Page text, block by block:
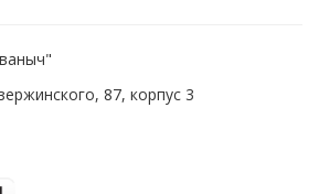
87, корпус 3